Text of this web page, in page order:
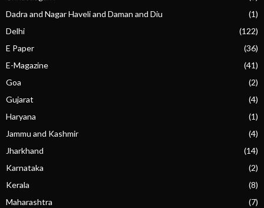
Dadra and Nagar Haveli and Daman and Diu
(1)
Delhi
(122)
E Paper
(36)
E-Magazine
(41)
Goa
(2)
Gujarat
(4)
Haryana
(1)
Jammu and Kashmir
(4)
Jharkhand
(14)
Karnataka
(2)
Kerala
(8)
Maharashtra
(7)